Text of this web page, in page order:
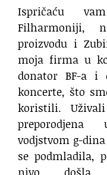
Ispričaću
Filharmoniji,
proizvodu i
moja firma u
donator BF-a i
koncerte, što
koristili.
vodjstvom g-
se podmladila,
nivo, došla